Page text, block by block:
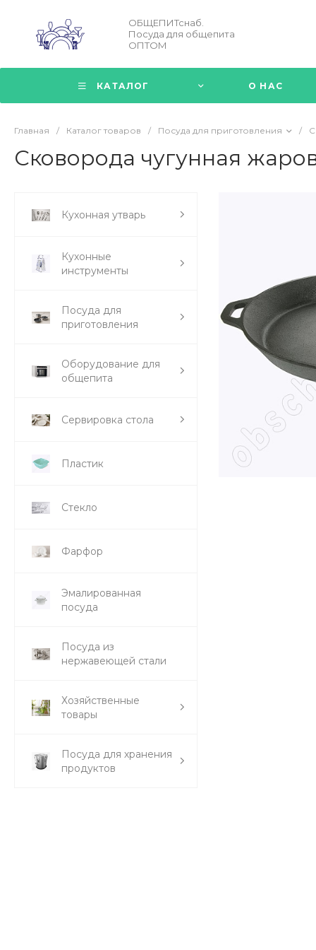
ОБЩЕПИТснаб.
Посуда для общепита
ОПТОМ
КАТАЛОГ О НАС
Главная / Каталог товаров / Посуда для приготовления /
Сковорода чугунная
Кухонная утварь
Кухонные
инструменты
Посуда для
приготовления
Оборудование для
общепита
Сервировка стола
Пластик
Стекло
Фарфор
Эмалированная
посуда
Посуда из
нержавеющей стали
Хозяйственные
товары
Посуда для хранения
продуктов